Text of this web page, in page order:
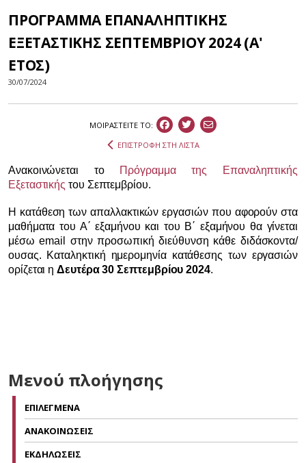
ΠΡΟΓΡΑΜΜΑ ΕΠΑΝΑΛΗΠΤΙΚΗΣ
ΕΞΕΤΑΣΤΙΚΗΣ ΣΕΠΤΕΜΒΡΙΟΥ 2024 (Α'
ΕΤΟΣ)
30/07/2024
ΜΟΙΡΑΣΤEIΤΕ ΤΟ:
ΕΠΙΣΤΡΟΦΗ ΣΤΗ ΛΙΣΤΑ
Ανακοινώνεται το Πρόγραμμα της Επαναληπτικής
Εξεταστικής του Σεπτεμβρίου.
Η κατάθεση των απαλλακτικών εργασιών που αφορούν στα
μαθήματα του Α΄ εξαμήνου και του Β΄ εξαμήνου θα γίνεται
μέσω email στην προσωπική διεύθυνση κάθε διδάσκοντα/
ουσας. Καταληκτική ημερομηνία κατάθεσης των εργασιών
ορίζεται ηΔευτέρα 30 Σεπτεμβρίου 2024.
Μενού πλοήγησης
ΕΠΙΛΕΓΜΕΝΑ
ΑΝΑΚΟΙΝΩΣΕΙΣ
ΕΚΔΗΛΩΣΕΙΣ